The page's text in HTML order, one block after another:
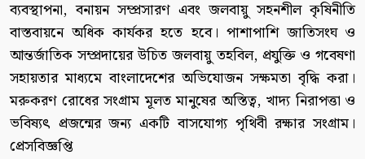
ব্যবস্থাপনা, বনায়ন সম্প্রসারণ এবং জলবায়ু সহনশীল কৃষিনীতি
বাস্তবায়নে অধিক কার্যকর হতে হবে। পাশাপাশি জাতিসংঘ ও
আন্তর্জাতিক সম্প্রদায়ের উচিত জলবায়ু তহবিল, প্রযুক্তি ও গবেষণা
সহায়তার মাধ্যমে বাংলাদেশের অভিযোজন সক্ষমতা বৃদ্ধি করা।
মরুকরণ রোধের সংগ্রাম মূলত মানুষের অস্তিত্ব, খাদ্য নিরাপত্তা ও
ভবিষ্যৎ প্রজন্মের জন্য একটি বাসযোগ্য পৃথিবী রক্ষার সংগ্রাম।
প্রেসবিজ্ঞপ্তি